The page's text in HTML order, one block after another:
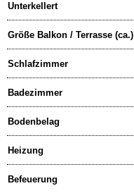
Unterkellert
Größe Balkon / Terrasse (ca.)
Schlafzimmer
Badezimmer
Bodenbelag
Heizung
Befeuerung